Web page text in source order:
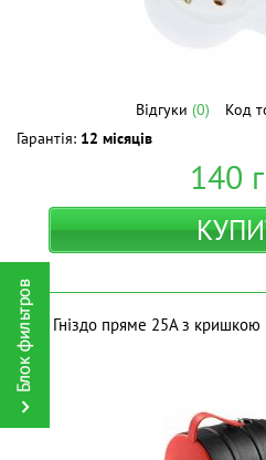
Відгуки (0) Код
Гарантія: 12 місяців
140
Гніздо пряме 25А з